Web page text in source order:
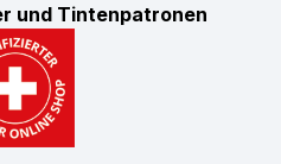
und Tintenpatronen